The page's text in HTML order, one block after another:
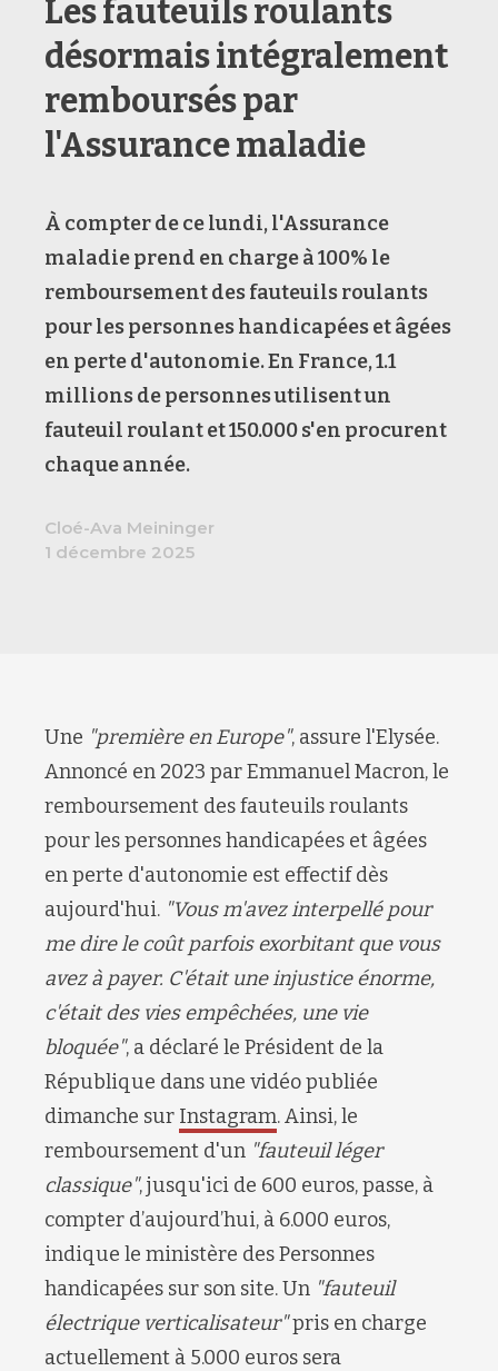
Les fauteuils roulants
désormais intégralement
remboursés par
l'Assurance maladie
À compter de ce lundi, l'Assurance
maladie prend en charge à 100% le
remboursement des fauteuils roulants
pour les personnes handicapées et âgées
en perte d'autonomie. En France, 1.1
millions de personnes utilisent un
fauteuil roulant et 150.000 s'en procurent
chaque année.
Cloé-Ava Meininger
1 décembre 2025
Une "première en Europe", assure l'Elysée.
Annoncé en 2023 par Emmanuel Macron, le
remboursement des fauteuils roulants
pour les personnes handicapées et âgées
en perte d'autonomie est effectif dès
aujourd'hui. "Vous m'avez interpellé pour
me dire le coût parfois exorbitant que vous
avez à payer. C'était une injustice énorme,
c'était des vies empêchées, une vie
bloquée", a déclaré le Président de la
République dans une vidéo publiée
dimanche sur Instagram. Ainsi, le
remboursement d'un "fauteuil léger
classique", jusqu'ici de 600 euros, passe, à
compter d’aujourd’hui, à 6.000 euros,
indique le ministère des Personnes
handicapées sur son site. Un "fauteuil
électrique verticalisateur"pris en charge
actuellement à 5.000 euros sera